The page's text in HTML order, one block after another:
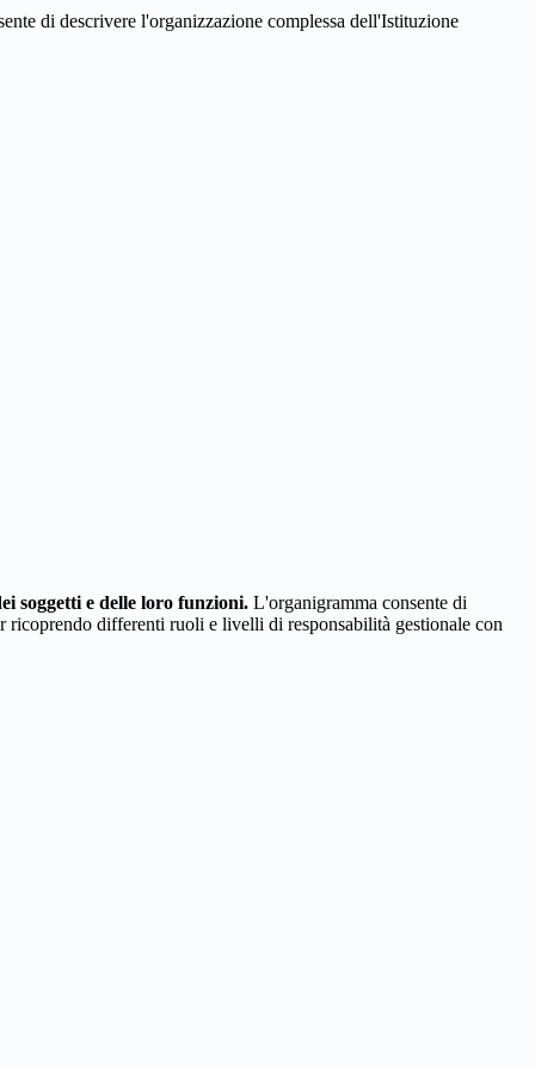
di descrivere l'organizzazione complessa dell'Istituzione
soggetti e delle loro funzioni. L'organigramma consente di
differenti ruoli e livelli di responsabilità gestionale con